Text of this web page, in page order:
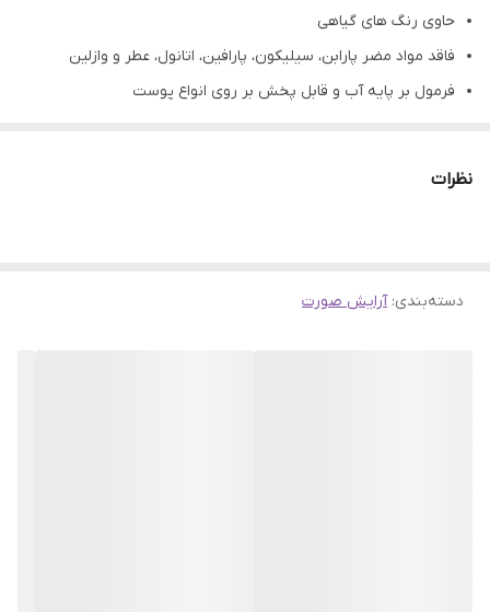
حاوی رنگ های گیاهی
فاقد مواد مضر پارابن، سیلیکون، پارافین، اتانول، عطر و وازلین
فرمول بر پایه آب و قابل پخش بر روی انواع پوست
نظرات
دسته‌بندی:آرایش صورت